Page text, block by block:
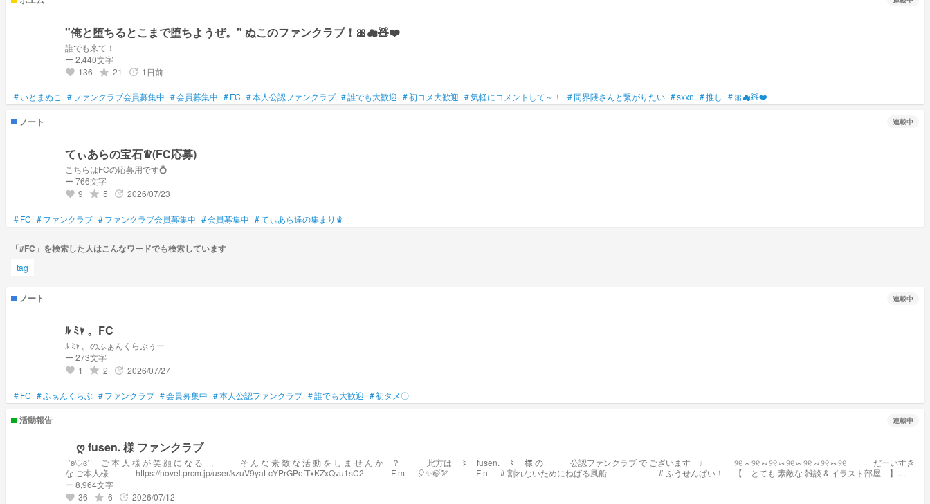
"俺と堕ちるとこまで堕ちようぜ。" ぬこのファンクラブ！🎀︎︎☁🧸❤️
誰でも来て！
ー 2,440文字
favorite 136 grade 21 update 1日前
#いとまぬこ #ファンクラブ会員募集中 #会員募集中 #FC #本人公認ファンクラブ #誰でも大歓迎 #初コメ大歓迎 #気軽にコメントして～！ #同界隈さんと繋がりたい #sxxn #推し #🎀︎︎☁🧸❤️
ノート 連載中
てぃあらの宝石♛︎(FC応募)
こちらはFCの応募用です💍
ー 766文字
favorite 9 grade 5 update 2026/07/23
#FC #ファンクラブ #ファンクラブ会員募集中 #会員募集中 #てぃあら達の集まり♛︎
「#FC」を検索した人はこんなワードでも検索しています
tag
ノート 連載中
ﾙ ﾐｬ 。FC
ﾙ ﾐｬ 。のふぁんくらぶぅー
ー 273文字
favorite 1 grade 2 update 2026/07/27
#FC #ふぁんくらぶ #ファンクラブ #会員募集中 #本人公認ファンクラブ #誰でも大歓迎 #初タメ〇
活動報告 連載中
ღ fusen. 様 ファンクラブ
˙˚ʚ♡ɞ˚˙ ご 本 人 様 が 笑 顔 に な る , そ ん な 素 敵 な 活 動 を し ま せ ん か ？ 此方は 〻 fusen. 〻 様 の 公認ファンクラブ で ございます ♩ ୨୧ ⑅ ୨୧ ⑅ ୨୧ ⑅ ୨୧ ⑅ ୨୧ ⑅ ୨୧ ⑅ ୨୧ だーいすき
な ご本人様 https://novel.prcm.jp/user/kzuV9yaLcYPrGPofTxKZxQvu1sC2 F m . 🎈✨🍃🏹 F n . # 割れないためにねばる風船 # ふうせんぱい！ 【 とても 素敵な 雑談 & イラスト部屋 】
❥ https://novel.prcm.jp/novel/ymyLRAJ8GtdV1ISgh6RN ୨୧ ⑅ ୨୧ ⑅ ୨୧ ⑅ ୨୧ ⑅ ୨୧ ⑅ ୨୧ ⑅ ୨୧ ꒰ა໒꒱ 会員様 常時募集中 時差コメ 大歓迎 !!! ✊🏻🎀 ꒰ა໒꒱ ルール や マナー等 を
ー 8,964文字
favorite 36 grade 6 update 2026/07/12